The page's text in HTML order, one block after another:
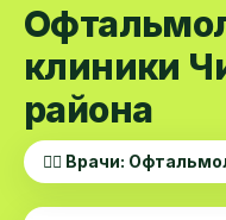
клиники
района
👨‍⚕️ Врачи: